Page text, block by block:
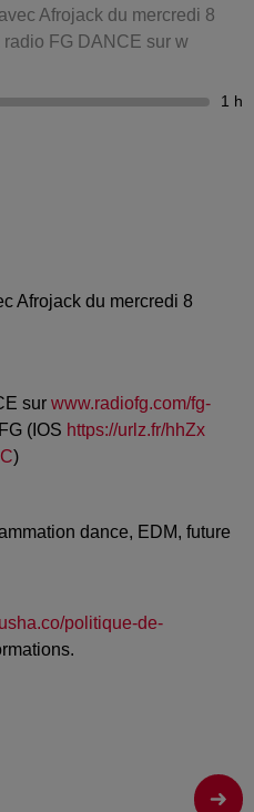
Afrojack du mercredi 8
FG DANCE sur w
1 h
Afrojack du mercredi 8
sur www.radiofg.com/fg-
(IOS https://urlz.fr/hhZx
)
dance, EDM, future
politique-de-